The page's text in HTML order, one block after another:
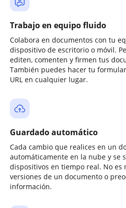
Trabajo en equipo fluido
Colabora en documentos con tu
dispositivo de escritorio o móvil.
editen, comenten y firmen tus
También puedes hacer tu
URL en cualquier lugar.
Guardado automático
Cada cambio que realices en un
automáticamente en la nube y se
dispositivos en tiempo real. No es
versiones de un documento o
información.